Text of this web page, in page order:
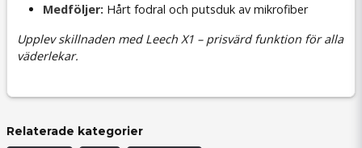
Medföljer: Hårt fodral och putsduk av mikrofiber
Upplev skillnaden med Leech X1 – prisvärd funktion för alla
väderlekar.
Relaterade kategorier